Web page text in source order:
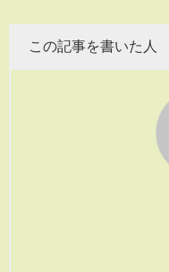
この記事を書いた人